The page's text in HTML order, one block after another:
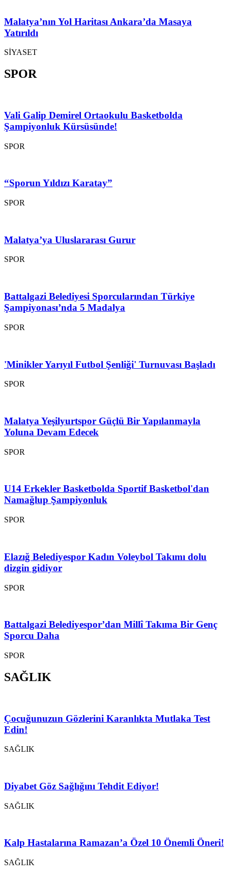
Malatya’nın Yol Haritası Ankara’da Masaya
Yatırıldı
SİYASET
SPOR
Vali Galip Demirel Ortaokulu Basketbolda
Şampiyonluk Kürsüsünde!
SPOR
“Sporun Yıldızı Karatay”
SPOR
Malatya’ya Uluslararası Gurur
SPOR
Battalgazi Belediyesi Sporcularından Türkiye
Şampiyonası’nda 5 Madalya
SPOR
'Minikler Yarıyıl Futbol Şenliği' Turnuvası Başladı
SPOR
Malatya Yeşilyurtspor Güçlü Bir Yapılanmayla
Yoluna Devam Edecek
SPOR
U14 Erkekler Basketbolda Sportif Basketbol'dan
Namağlup Şampiyonluk
SPOR
Elazığ Belediyespor Kadın Voleybol Takımı dolu
dizgin gidiyor
SPOR
Battalgazi Belediyespor’dan Millî Takıma Bir Genç
Sporcu Daha
SPOR
SAĞLIK
Çocuğunuzun Gözlerini Karanlıkta Mutlaka Test
Edin!
SAĞLIK
Diyabet Göz Sağlığını Tehdit Ediyor!
SAĞLIK
Kalp Hastalarına Ramazan’a Özel 10 Önemli Öneri!
SAĞLIK